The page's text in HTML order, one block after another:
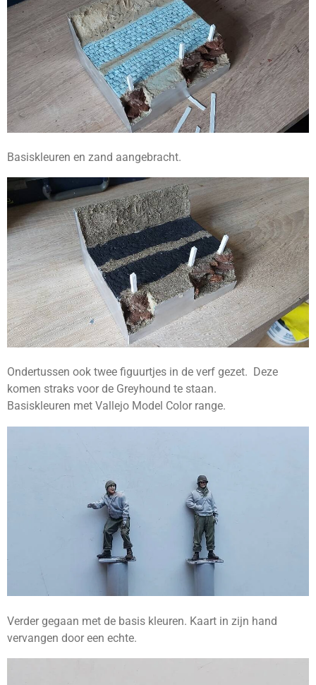
Basiskleuren en zand aangebracht.
Ondertussen ook twee figuurtjes in de verf gezet. Deze
komen straks voor de Greyhound te staan.
Basiskleuren met Vallejo Model Color range.
Verder gegaan met de basis kleuren. Kaart in zijn hand
vervangen door een echte.